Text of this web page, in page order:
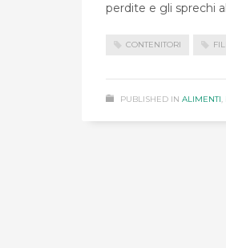
perdite e gli sprechi
CONTENITORI
PUBLISHED IN ALIMENTI,